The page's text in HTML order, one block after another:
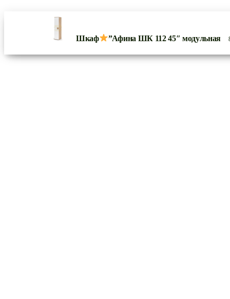
Шкаф ”Афина ШК 112 45″ модульная